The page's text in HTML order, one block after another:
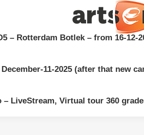
– Rotterdam Botlek – from 16-12-
11-2025 (after that new
LiveStream, Virtual tour 360